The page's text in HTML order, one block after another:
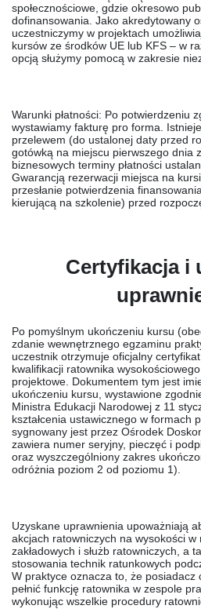
społecznościowe, gdzie okresowo
dofinansowania . Jako akredytowany
uczestniczymy w projektach
kursów ze środków UE lub KFS – w
opcją służymy pomocą w zakresie
Warunki płatności: Po potwierdzeniu
wystawiamy fakturę pro forma.
przelewem (do ustalonej daty przed
gotówką na miejscu pierwszego dnia
biznesowych terminy płatności
Gwarancją rezerwacji miejsca na
przesłanie potwierdzenia
kierującą na szkolenie) przed
Certyfikacja i
Po pomyślnym ukończeniu kursu
zdanie wewnętrznego egzaminu
uczestnik otrzymuje oficjalny certyfikat
kwalifikacji ratownika wysokościowego
projektowe . Dokumentem tym jest
ukończeniu kursu , wystawione
Ministra Edukacji Narodowej z 11
kształcenia ustawicznego w formach
sygnowany jest przez Ośrodek
zawiera numer seryjny, pieczęć i
oraz wyszczególniony zakres
odróżnia poziom 2 od poziomu 1).
Uzyskane uprawnienia upoważniają
akcjach ratowniczych na wysokości w
zakładowych i służb ratowniczych, a
stosowania technik ratunkowych
W praktyce oznacza to, że posiadacz
pełnić funkcję ratownika w zespole
wykonując wszelkie procedury